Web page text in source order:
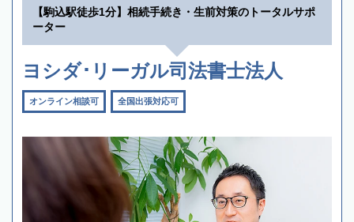
【駒込駅徒歩1分】相続手続き・生前対策のトータルサポ
ーター
ヨシダ･リーガル司法書士法人
オンライン相談可 全国出張対応可